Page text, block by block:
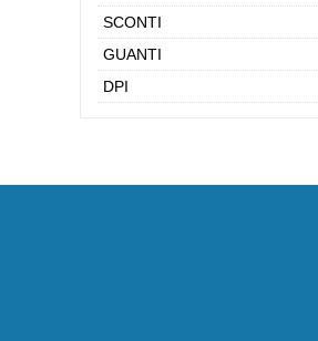
SCONTI
GUANTI
DPI